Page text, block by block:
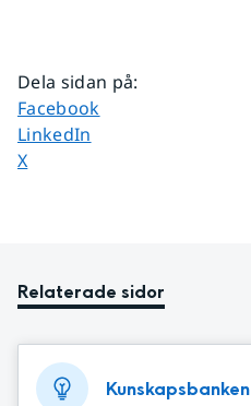
Dela sidan på:
Dela sidan på
Facebook
Dela sidan på
LinkedIn
Dela sidan på
X
Relaterade sidor
Kunskapsbanken